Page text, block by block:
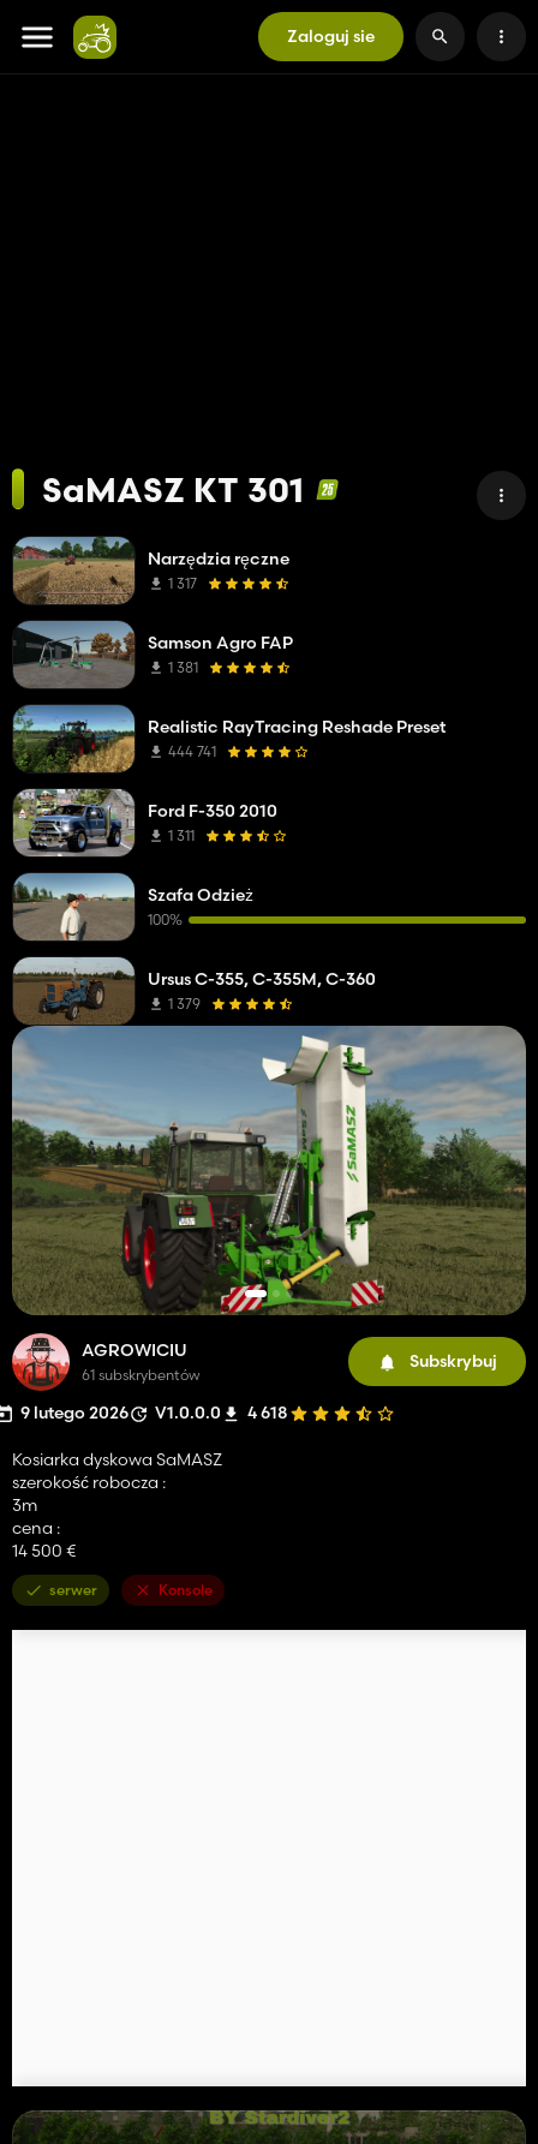
Zaloguj sie
SaMASZ KT 301
AGROWICIU
61 subskrybentów
Subskrybuj
9 lutego 2026 V1.0.0.0 4 618
Kosiarka dyskowa SaMASZ
szerokość robocza :
3m
cena :
14 500 €
serwer Konsole
Narzędzia ręczne
1 317
Samson Agro FAP
1 381
Realistic RayTracing Reshade Preset
444 741
Ford F-350 2010
1 311
Szafa Odzież
100%
Ursus C-355, C-355M, C-360
1 379